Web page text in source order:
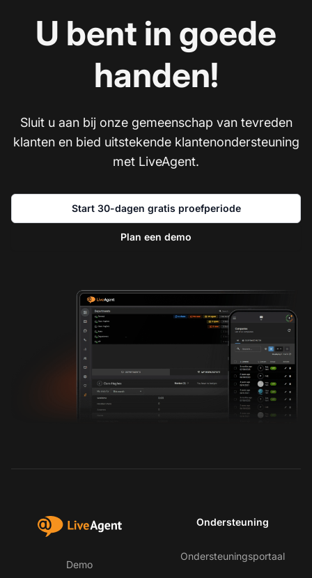
U bent in goede
handen!
Sluit u aan bij onze gemeenschap van tevreden
klanten en bied uitstekende klantenondersteuning
met LiveAgent.
Start 30-dagen gratis proefperiode
Plan een demo
Demo
Ondersteuning
Ondersteuningsportaal